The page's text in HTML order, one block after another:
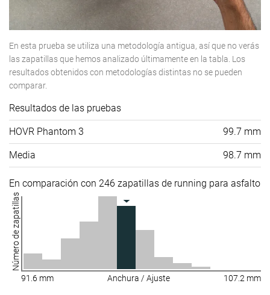
En esta prueba se utiliza una metodología antigua, así que no verás
las zapatillas que hemos analizado últimamente en la tabla. Los
resultados obtenidos con metodologías distintas no se pueden
comparar.
Resultados de las pruebas
HOVR Phantom 3 99.7 mm
Media 98.7 mm
En comparación con 246 zapatillas de running para asfalto
Número de zapatillas
91.6 mm Anchura / Ajuste 107.2 mm